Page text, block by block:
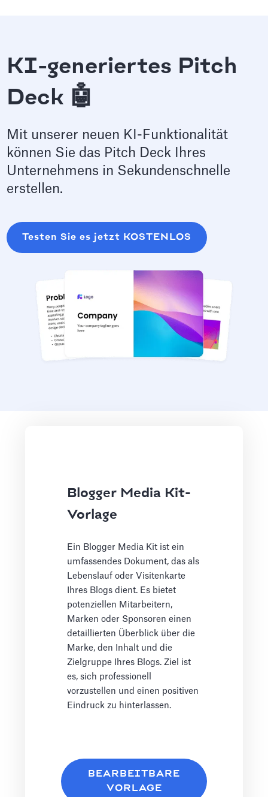
KI-generiertes Pitch
Deck 🤖
Mit unserer neuen KI-Funktionalität
können Sie das Pitch Deck Ihres
Unternehmens in Sekundenschnelle
erstellen.
Testen Sie es jetzt KOSTENLOS
Blogger Media Kit-
Vorlage
Ein Blogger Media Kit ist ein
umfassendes Dokument, das als
Lebenslauf oder Visitenkarte
Ihres Blogs dient. Es bietet
potenziellen Mitarbeitern,
Marken oder Sponsoren einen
detaillierten Überblick über die
Marke, den Inhalt und die
Zielgruppe Ihres Blogs. Ziel ist
es, sich professionell
vorzustellen und einen positiven
Eindruck zu hinterlassen.
BEARBEITBARE
VORLAGE